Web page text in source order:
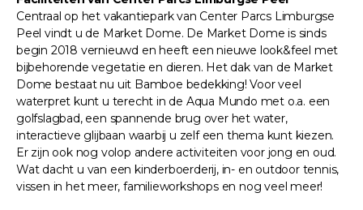
Centraal op het vakantiepark van Center Parcs Limburgse
Peel vindt u de Market Dome. De Market Dome is sinds
begin 2018 vernieuwd en heeft een nieuwe look&feel met
bijbehorende vegetatie en dieren. Het dak van de Market
Dome bestaat nu uit Bamboe bedekking! Voor veel
waterpret kunt u terecht in de Aqua Mundo met o.a. een
golfslagbad, een spannende brug over het water,
interactieve glijbaan waarbij u zelf een thema kunt kiezen.
Er zijn ook nog volop andere activiteiten voor jong en oud.
Wat dacht u van een kinderboerderij, in- en outdoor tennis,
vissen in het meer, familieworkshops en nog veel meer!